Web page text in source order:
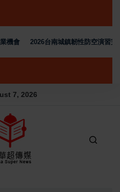
會 2026台南城鎮韌性防空演習完
7, 2026